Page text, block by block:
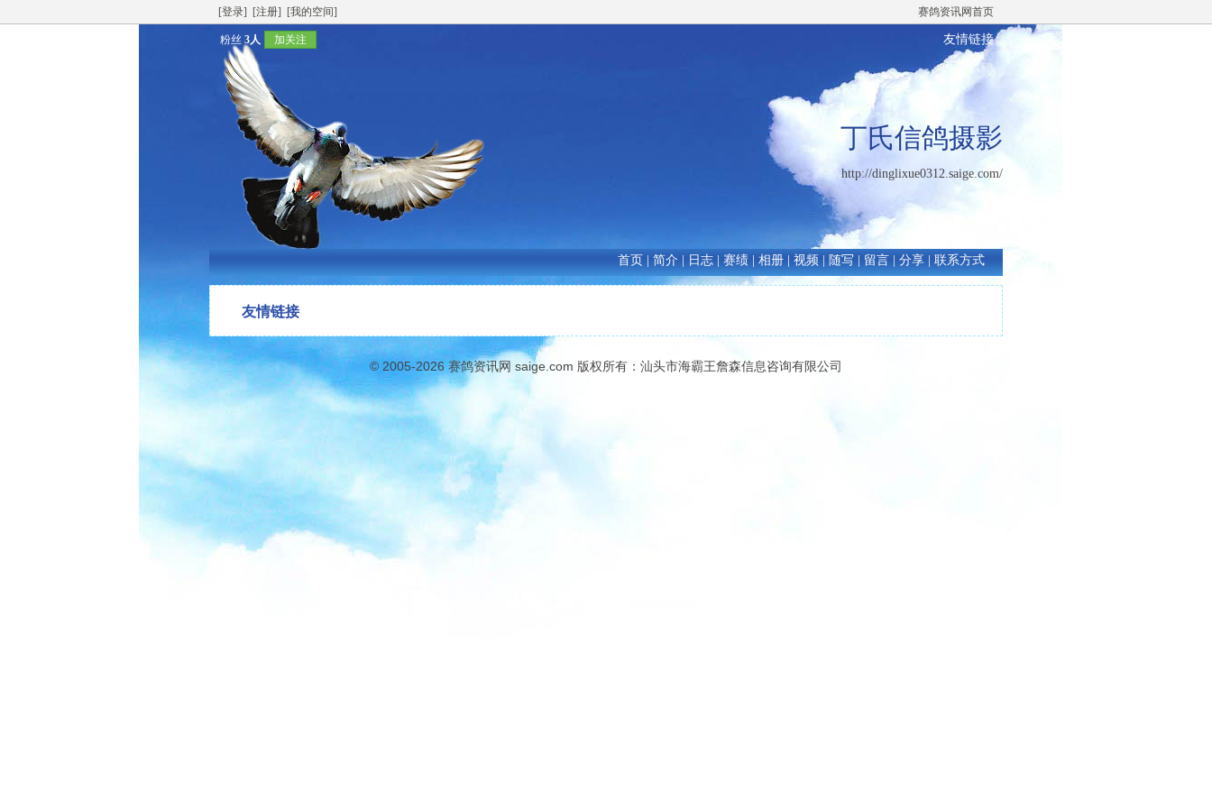
[登录] [注册] [我的空间] 赛鸽资讯网首页
粉丝 3人 加关注 友情链接
丁氏信鸽摄影
http://dinglixue0312.saige.com/
首页 简介 日志 赛绩 相册 视频 随写 留言 分享 联系方式
友情链接
© 2005-2026赛鸽资讯网 saige.com 版权所有：汕头市海霸王詹森信息咨询有限公司